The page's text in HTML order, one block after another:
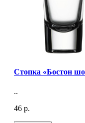
Стопка «Бостон
..
46 р.